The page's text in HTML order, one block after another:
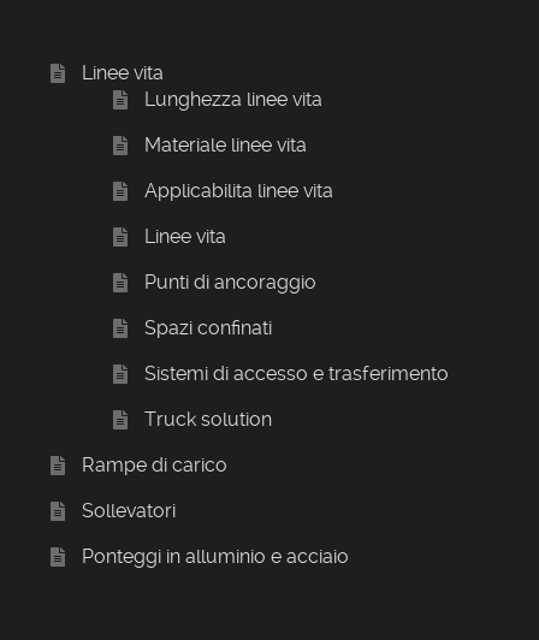
Linee vita
Lunghezza linee vita
Materiale linee vita
Applicabilita linee vita
Linee vita
Punti di ancoraggio
Spazi confinati
Sistemi di accesso e trasferimento
Truck solution
Rampe di carico
Sollevatori
Ponteggi in alluminio e acciaio